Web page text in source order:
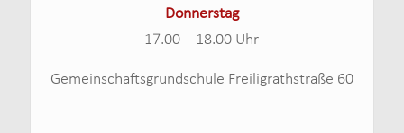
Donnerstag
17.00 – 18.00 Uhr
Gemeinschaftsgrundschule Freiligrathstraße 60